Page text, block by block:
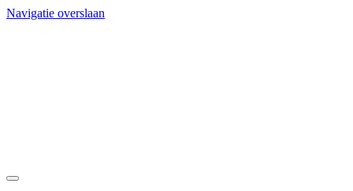
Navigatie overslaan